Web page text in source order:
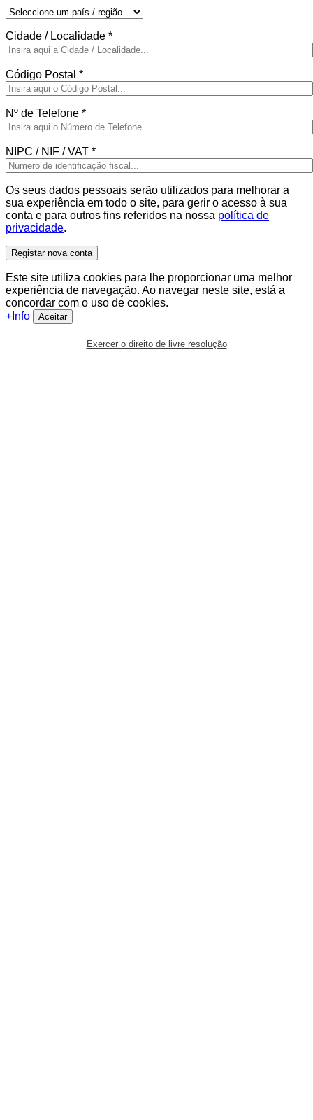
Cidade / Localidade *
Código Postal *
Nº de Telefone *
NIPC / NIF / VAT *
Os seus dados pessoais serão utilizados para melhorar a
sua experiência em todo o site, para gerir o acesso à sua
conta e para outros fins referidos na nossa política de
privacidade.
Registar nova conta
Este site utiliza cookies para lhe proporcionar uma melhor
experiência de navegação. Ao navegar neste site, está a
concordar com o uso de cookies.
+Info
Aceitar
Exercer o direito de livre resolução